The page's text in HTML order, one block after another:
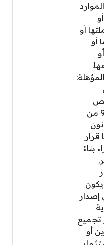
أو
أو
عليها في المادة 9 من
بناءً
إصدار
تجميع
أو